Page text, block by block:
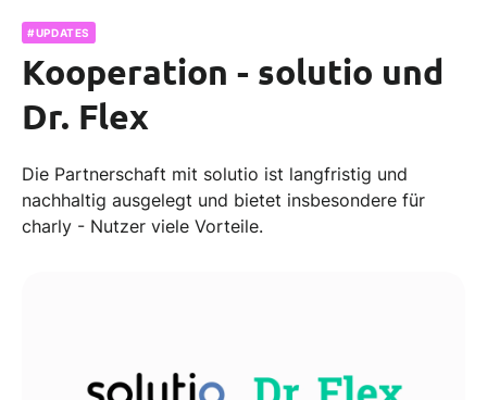
#UPDATES
Kooperation - solutio und
Dr. Flex
Die Partnerschaft mit solutio ist langfristig und
nachhaltig ausgelegt und bietet insbesondere für
charly - Nutzer viele Vorteile.